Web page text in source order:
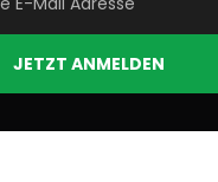
JETZT ANMELDEN